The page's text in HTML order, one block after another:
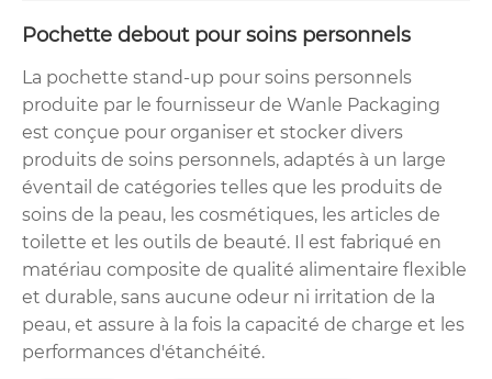
Pochette debout pour soins personnels
La pochette stand-up pour soins personnels
produite par le fournisseur de Wanle Packaging
est conçue pour organiser et stocker divers
produits de soins personnels, adaptés à un large
éventail de catégories telles que les produits de
soins de la peau, les cosmétiques, les articles de
toilette et les outils de beauté. Il est fabriqué en
matériau composite de qualité alimentaire flexible
et durable, sans aucune odeur ni irritation de la
peau, et assure à la fois la capacité de charge et les
performances d'étanchéité.